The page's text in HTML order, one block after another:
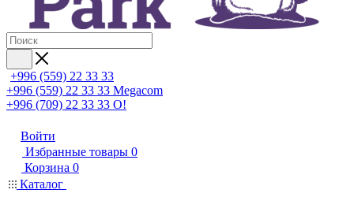
+996 (559) 22 33 33
+996 (559) 22 33 33 Megacom
+996 (709) 22 33 33 O!
Войти
Избранные товары 0
Корзина 0
Каталог